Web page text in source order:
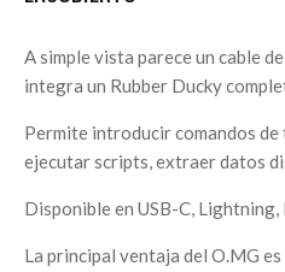
A simple vista parece un cable
integra un Rubber Ducky
Permite introducir comandos
ejecutar scripts, extraer datos
Disponible en USB-C,
La principal ventaja del O.MG